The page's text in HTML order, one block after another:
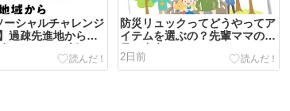
ーシャルチャレンジ
過疎先進地から
」をつくる新たな
プログラムとは？
防災リュックってどうやってア
イテムを選ぶの？先輩ママの意
見も参考に
2日前